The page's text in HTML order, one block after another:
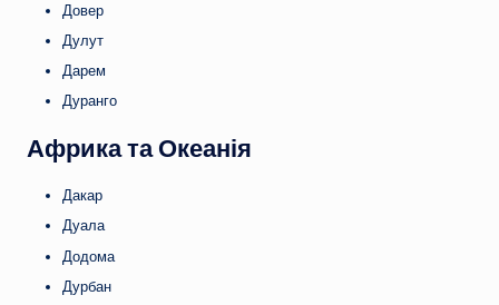
Довер
Дулут
Дарем
Дуранго
Африка та Океанія
Дакар
Дуала
Додома
Дурбан